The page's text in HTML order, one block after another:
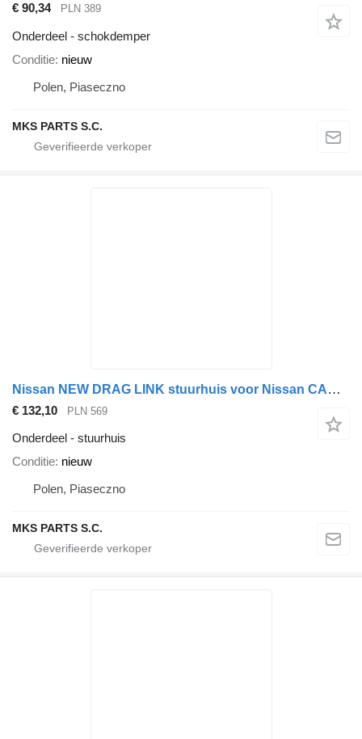
€ 90,34 PLN 389
Onderdeel - schokdemper
Conditie nieuw
Polen, Piaseczno
MKS PARTS S.C.
Nissan NEW DRAG LINK stuurhuis voor Nissan CABSTAR vrachtwagen
€ 132,10 PLN 569
Onderdeel - stuurhuis
Conditie nieuw
Polen, Piaseczno
MKS PARTS S.C.